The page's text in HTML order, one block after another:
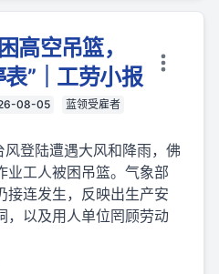
高空吊篮，
”｜工劳小报
08-05
蓝领受雇者
登陆遭遇大风和降雨，佛
业工人被困吊篮。气象部
接连发生，反映出生产安
，以及用人单位罔顾劳动